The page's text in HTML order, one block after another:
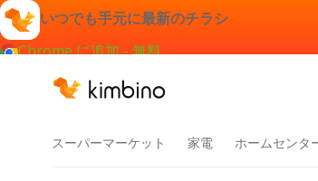
いつでも手元に最新のチラシ
Chrome に追加 - 無料
スーパーマーケット 家電 ホームセンタ